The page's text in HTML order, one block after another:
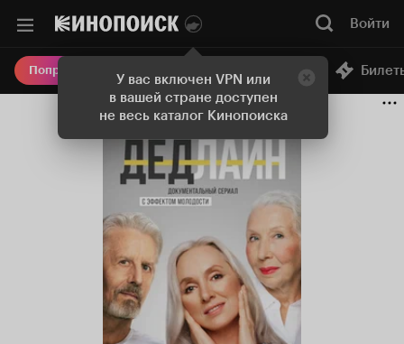
У вас включен VPN или
в вашей стране доступен
не весь каталог Кинопоиска
Войти
Попробовать Плюс Онлайн-кинотеатр